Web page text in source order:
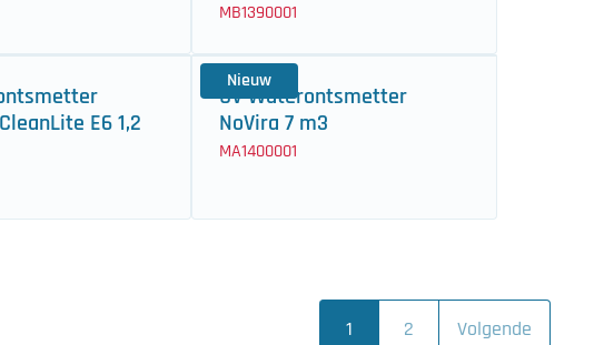
MB1390001
E6 1,2
Nieuw
UV Waterontsmetter
NoVira 7 m3
MA1400001
1 2 Volgende